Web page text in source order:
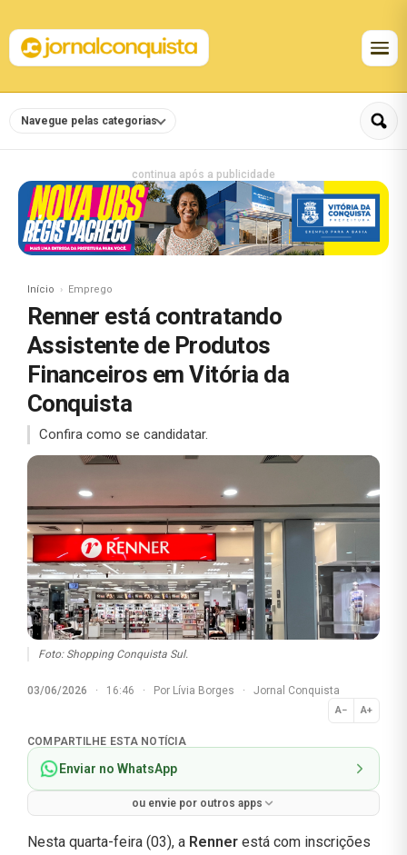
Navegue pelas categorias
continua após a publicidade
Início Emprego
Renner está contratando
Assistente de Produtos
Financeiros em Vitória da
Conquista
Confira como se candidatar.
Foto: Shopping Conquista Sul.
03/06/2026 · 16:46 · Por Lívia Borges · Jornal Conquista
A− A+
Normal
COMPARTILHE ESTA NOTÍCIA
Enviar no WhatsApp
ou envie por outros apps
Nesta quarta-feira (03), a Renner está com inscrições